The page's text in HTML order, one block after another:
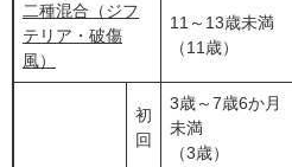
二種混合（ジフ
テリア・破傷
風）
11～13歳未満
（11歳）
初
回
3歳～7歳6か月
未満
（3歳）